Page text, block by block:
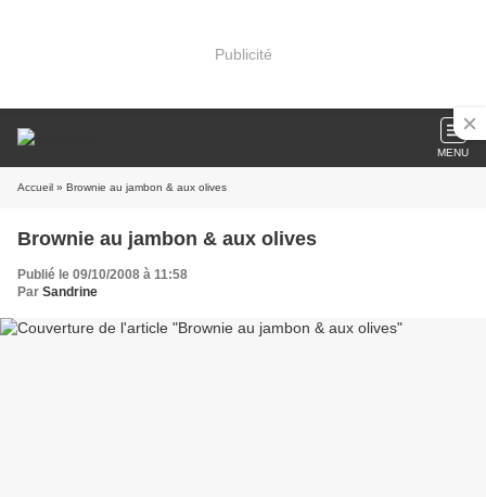
Publicité
MENU
Accueil » Brownie au jambon & aux olives
Brownie au jambon & aux olives
Publié le 09/10/2008 à 11:58
Par Sandrine